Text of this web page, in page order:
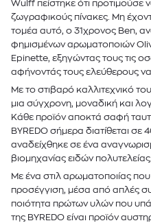
Wulff πείστηκε ότι
ζωγραφικούς πίνακες. Μη
τομέα αυτό, ο 31χρονος Ben,
φημισμένων αρωματοποιών
Epinette, εξηγώντας τους τις
αφήνοντάς τους ελεύθερους να
Με το στιβαρό καλλιτεχνικό
μια σύγχρονη, μοναδική και
Κάθε προϊόν αποκτά σαφή
BYREDO σήμερα διατίθεται
αναδείχθηκε σε ένα
βιομηχανίας ειδών πολυτελείας.
Με ένα στιλ αρωματοποιίας
προσέγγιση, μέσα από απλές
ποιότητα πρώτων υλών που
της BYREDO είναι προϊόν